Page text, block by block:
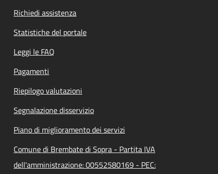
Richiedi assistenza
Statistiche del portale
Leggi le FAQ
Pagamenti
Riepilogo valutazioni
Segnalazione disservizio
Piano di miglioramento dei servizi
Comune di Brembate di Sopra - Partita IVA
dell'amministrazione: 00552580169 - PEC: